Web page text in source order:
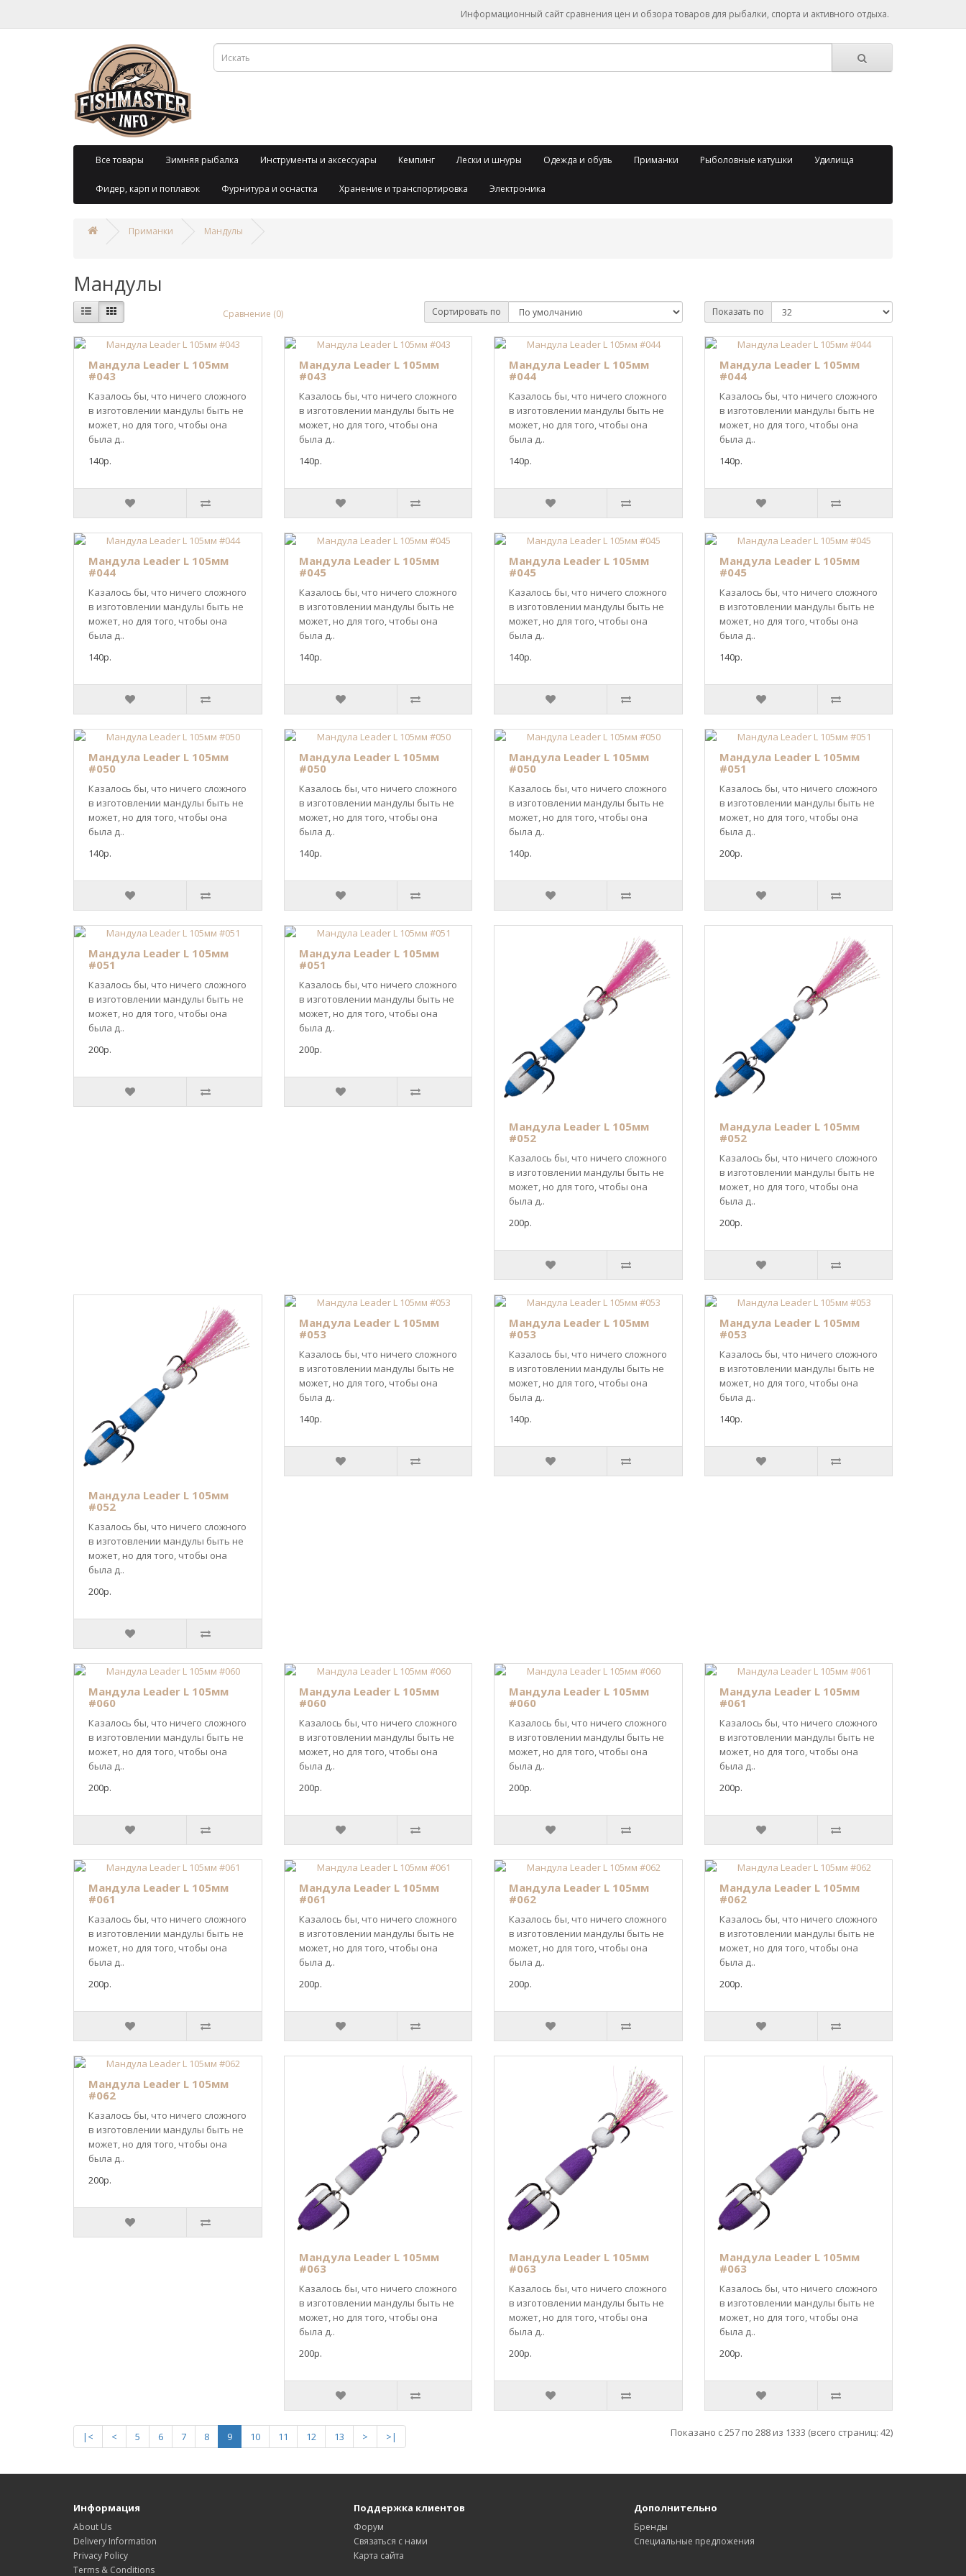
Информационный сайт сравнения цен и обзора товаров для рыбалки, спорта и активного отдыха.
Все товары Зимняя рыбалка Инструменты и аксессуары Кемпинг Лески и шнуры Одежда и обувь Приманки Рыболовные катушки Удилища
Фидер, карп и поплавок Фурнитура и оснастка Хранение и транспортировка Электроника
Приманки Мандулы
Мандулы
Сравнение (0) Сортировать по Показать по
Мандула Leader L 105мм
#043
Казалось бы, что ничего сложного
в изготовлении мандулы быть не
может, но для того, чтобы она
была д..
140р.
Мандула Leader L 105мм
#043
Казалось бы, что ничего сложного
в изготовлении мандулы быть не
может, но для того, чтобы она
была д..
140р.
Мандула Leader L 105мм
#044
Казалось бы, что ничего сложного
в изготовлении мандулы быть не
может, но для того, чтобы она
была д..
140р.
Мандула Leader L 105мм
#044
Казалось бы, что ничего сложного
в изготовлении мандулы быть не
может, но для того, чтобы она
была д..
140р.
Мандула Leader L 105мм
#044
Казалось бы, что ничего сложного
в изготовлении мандулы быть не
может, но для того, чтобы она
была д..
140р.
Мандула Leader L 105мм
#045
Казалось бы, что ничего сложного
в изготовлении мандулы быть не
может, но для того, чтобы она
была д..
140р.
Мандула Leader L 105мм
#045
Казалось бы, что ничего сложного
в изготовлении мандулы быть не
может, но для того, чтобы она
была д..
140р.
Мандула Leader L 105мм
#045
Казалось бы, что ничего сложного
в изготовлении мандулы быть не
может, но для того, чтобы она
была д..
140р.
Мандула Leader L 105мм
#050
Казалось бы, что ничего сложного
в изготовлении мандулы быть не
может, но для того, чтобы она
была д..
140р.
Мандула Leader L 105мм
#050
Казалось бы, что ничего сложного
в изготовлении мандулы быть не
может, но для того, чтобы она
была д..
140р.
Мандула Leader L 105мм
#050
Казалось бы, что ничего сложного
в изготовлении мандулы быть не
может, но для того, чтобы она
была д..
140р.
Мандула Leader L 105мм
#051
Казалось бы, что ничего сложного
в изготовлении мандулы быть не
может, но для того, чтобы она
была д..
200р.
Мандула Leader L 105мм
#051
Казалось бы, что ничего сложного
в изготовлении мандулы быть не
может, но для того, чтобы она
была д..
200р.
Мандула Leader L 105мм
#051
Казалось бы, что ничего сложного
в изготовлении мандулы быть не
может, но для того, чтобы она
была д..
200р.
Мандула Leader L 105мм
#052
Казалось бы, что ничего сложного
в изготовлении мандулы быть не
может, но для того, чтобы она
была д..
200р.
Мандула Leader L 105мм
#052
Казалось бы, что ничего сложного
в изготовлении мандулы быть не
может, но для того, чтобы она
была д..
200р.
Мандула Leader L 105мм
#052
Казалось бы, что ничего сложного
в изготовлении мандулы быть не
может, но для того, чтобы она
была д..
200р.
Мандула Leader L 105мм
#053
Казалось бы, что ничего сложного
в изготовлении мандулы быть не
может, но для того, чтобы она
была д..
140р.
Мандула Leader L 105мм
#053
Казалось бы, что ничего сложного
в изготовлении мандулы быть не
может, но для того, чтобы она
была д..
140р.
Мандула Leader L 105мм
#053
Казалось бы, что ничего сложного
в изготовлении мандулы быть не
может, но для того, чтобы она
была д..
140р.
Мандула Leader L 105мм
#060
Казалось бы, что ничего сложного
в изготовлении мандулы быть не
может, но для того, чтобы она
была д..
200р.
Мандула Leader L 105мм
#060
Казалось бы, что ничего сложного
в изготовлении мандулы быть не
может, но для того, чтобы она
была д..
200р.
Мандула Leader L 105мм
#060
Казалось бы, что ничего сложного
в изготовлении мандулы быть не
может, но для того, чтобы она
была д..
200р.
Мандула Leader L 105мм
#061
Казалось бы, что ничего сложного
в изготовлении мандулы быть не
может, но для того, чтобы она
была д..
200р.
Мандула Leader L 105мм
#061
Казалось бы, что ничего сложного
в изготовлении мандулы быть не
может, но для того, чтобы она
была д..
200р.
Мандула Leader L 105мм
#061
Казалось бы, что ничего сложного
в изготовлении мандулы быть не
может, но для того, чтобы она
была д..
200р.
Мандула Leader L 105мм
#062
Казалось бы, что ничего сложного
в изготовлении мандулы быть не
может, но для того, чтобы она
была д..
200р.
Мандула Leader L 105мм
#062
Казалось бы, что ничего сложного
в изготовлении мандулы быть не
может, но для того, чтобы она
была д..
200р.
Мандула Leader L 105мм
#062
Казалось бы, что ничего сложного
в изготовлении мандулы быть не
может, но для того, чтобы она
была д..
200р.
Мандула Leader L 105мм
#063
Казалось бы, что ничего сложного
в изготовлении мандулы быть не
может, но для того, чтобы она
была д..
200р.
Мандула Leader L 105мм
#063
Казалось бы, что ничего сложного
в изготовлении мандулы быть не
может, но для того, чтобы она
была д..
200р.
Мандула Leader L 105мм
#063
Казалось бы, что ничего сложного
в изготовлении мандулы быть не
может, но для того, чтобы она
была д..
200р.
|< < 5 6 7 8 9 10 11 12 13 > >| Показано с 257 по 288 из 1333 (всего страниц: 42)
Информация
About Us
Delivery Information
Privacy Policy
Terms & Conditions
Поддержка клиентов
Форум
Связаться с нами
Карта сайта
Дополнительно
Бренды
Специальные предложения